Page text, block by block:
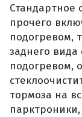
Стандартное
прочего
подогревом,
заднего вида
подогревом,
тормоза на